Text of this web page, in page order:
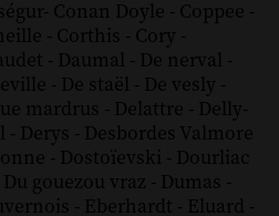
- Conan Doyle - Coppee -
- Corthis - Cory -
- Daumal - De nerval -
- De staël - De vesly -
mardrus - Delattre - Delly-
- Derys - Desbordes Valmore
- Dostoïevski - Dourliac
Du gouezou vraz - Dumas -
- Eberhardt - Eluard -